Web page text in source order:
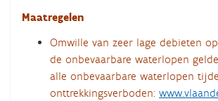
Maatregelen
Omwille van zeer lage debieten op
de onbevaarbare waterlopen
alle onbevaarbare waterlopen
onttrekkingsverboden: